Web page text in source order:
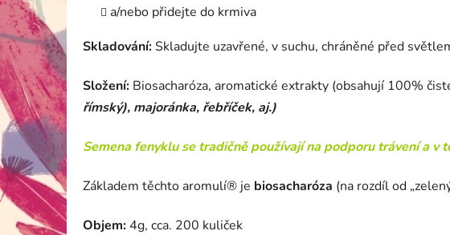
a/nebo přidejte do krmiva
Skladování:Skladujte uzavřené, v suchu, chráněné před
Složení: Biosacharóza, aromatické extrakty (obsahují 100%
římský), majoránka, řebříček, aj.)
Semena fenyklu se tradičně používají na podporu trávení a
Základem těchto aromulí® je biosacharóza (na rozdíl od
Objem: 4g, cca. 200 kuliček